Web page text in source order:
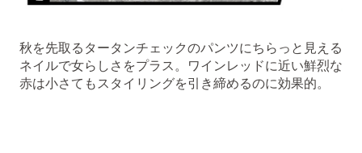
秋を先取るタータンチェックのパンツにちらっと見える
ネイルで女らしさをプラス。ワインレッドに近い鮮烈な
赤は小さてもスタイリングを引き締めるのに効果的。